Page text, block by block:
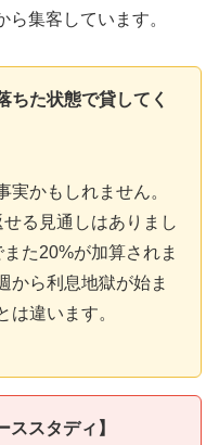
集客しています。
ちた状態で貸してく
実かもしれません。
る見通しはありまし
た20%が加算されま
から利息地獄が始ま
は違います。
スタディ】